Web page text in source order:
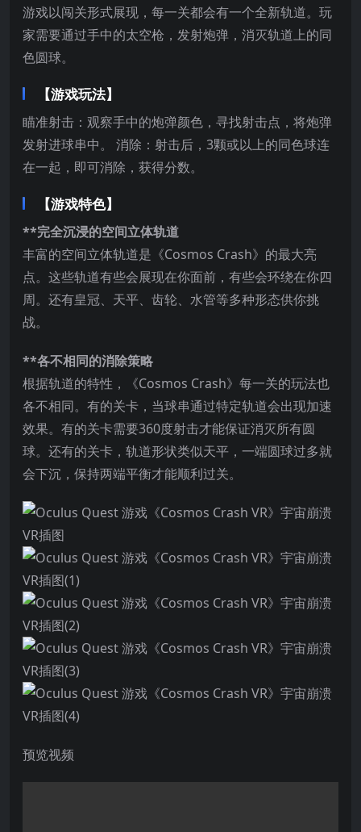
游戏以闯关形式展现，每一关都会有一个全新轨道。玩
家需要通过手中的太空枪，发射炮弹，消灭轨道上的同
色圆球。
【游戏玩法】
瞄准射击：观察手中的炮弹颜色，寻找射击点，将炮弹
发射进球串中。 消除：射击后，3颗或以上的同色球连
在一起，即可消除，获得分数。
【游戏特色】
**完全沉浸的空间立体轨道
丰富的空间立体轨道是《Cosmos Crash》的最大亮
点。这些轨道有些会展现在你面前，有些会环绕在你四
周。还有皇冠、天平、齿轮、水管等多种形态供你挑
战。
**各不相同的消除策略
根据轨道的特性，《Cosmos Crash》每一关的玩法也
各不相同。有的关卡，当球串通过特定轨道会出现加速
效果。有的关卡需要360度射击才能保证消灭所有圆
球。还有的关卡，轨道形状类似天平，一端圆球过多就
会下沉，保持两端平衡才能顺利过关。
预览视频